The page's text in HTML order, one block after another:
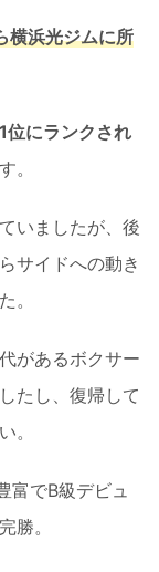
横浜光ジムに所
位にランクされ
。
いましたが、後
サイドへの動き
。
があるボクサー
たし、復帰して
。
でB級デビュ
勝。